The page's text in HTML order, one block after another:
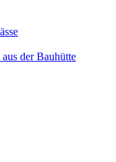
der Bauhütte